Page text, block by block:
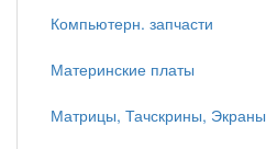
Компьютерн. запчасти
Материнские платы
Матрицы, Тачскрины, Экраны